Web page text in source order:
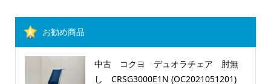
お勧め商品
中古 コクヨ デュオラチェア 肘無
し CRSG3000E1N (OC2021051201)